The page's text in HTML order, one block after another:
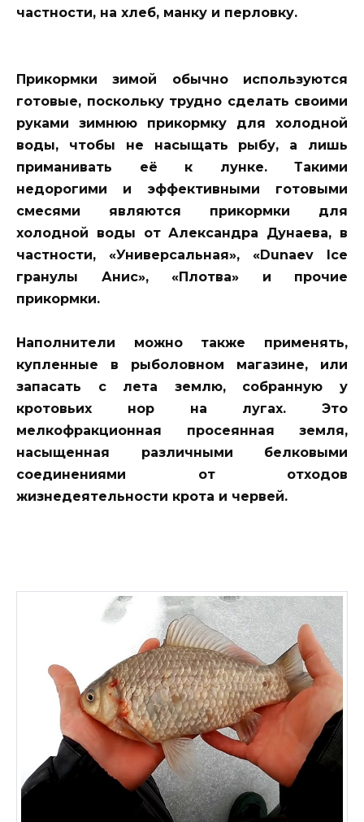
частности, на хлеб, манку и перловку.
Прикормки зимой обычно используются
готовые, поскольку трудно сделать своими
руками зимнюю прикормку для холодной
воды, чтобы не насыщать рыбу, а лишь
приманивать её к лунке. Такими
недорогими и эффективными готовыми
смесями являются прикормки для
холодной воды от Александра Дунаева, в
частности, «Универсальная», «Dunaev Ice
гранулы Анис», «Плотва» и прочие
прикормки.
Наполнители можно также применять,
купленные в рыболовном магазине, или
запасать с лета землю, собранную у
кротовьих нор на лугах. Это
мелкофракционная просеянная земля,
насыщенная различными белковыми
соединениями от отходов
жизнедеятельности крота и червей.